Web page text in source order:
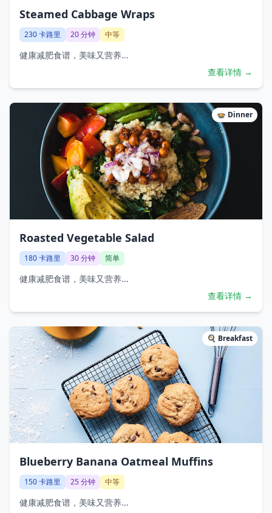
Steamed Cabbage Wraps
230卡路里 20分钟 中等
健康减肥食谱，美味又营养...
查看详情 →
🍲 Dinner
Roasted Vegetable Salad
180卡路里 30分钟 简单
健康减肥食谱，美味又营养...
查看详情 →
🍳 Breakfast
Blueberry Banana Oatmeal Muffins
150卡路里 25分钟 中等
健康减肥食谱，美味又营养...